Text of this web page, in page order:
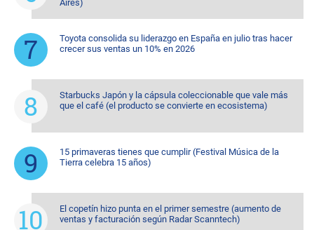
Aires)
Toyota consolida su liderazgo en España en julio tras hacer
crecer sus ventas un 10% en 2026
Starbucks Japón y la cápsula coleccionable que vale más
que el café (el producto se convierte en ecosistema)
15 primaveras tienes que cumplir (Festival Música de la
Tierra celebra 15 años)
El copetín hizo punta en el primer semestre (aumento de
ventas y facturación según Radar Scanntech)